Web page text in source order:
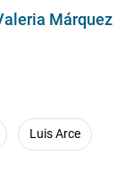
Márquez
Luis Arce